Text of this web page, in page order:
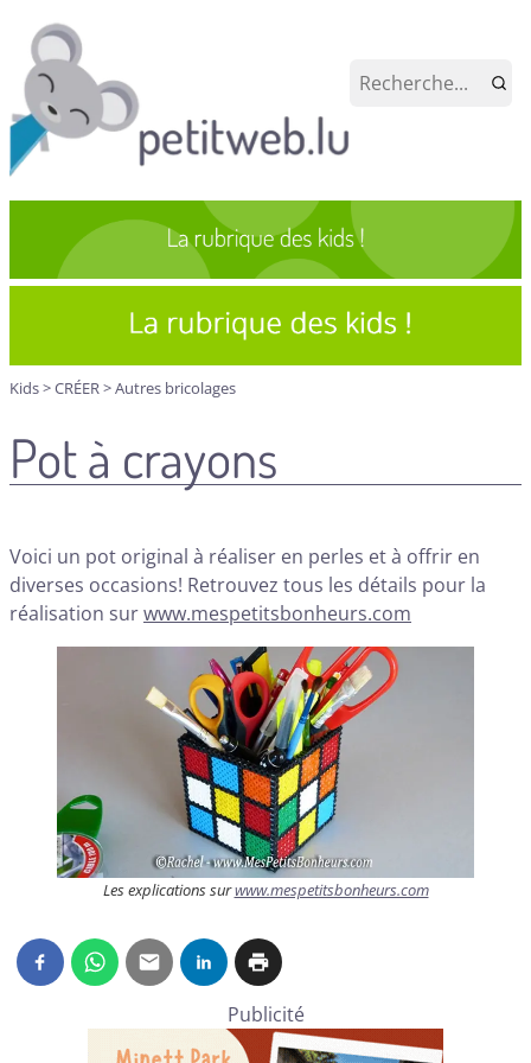
Kids>CRÉER>Autres bricolages
Pot à crayons
Voici un pot original à réaliser en perles et à offrir en
diverses occasions! Retrouvez tous les détails pour la
réalisation surwww.mespetitsbonheurs.com
Les explications surwww.mespetitsbonheurs.com
Publicité